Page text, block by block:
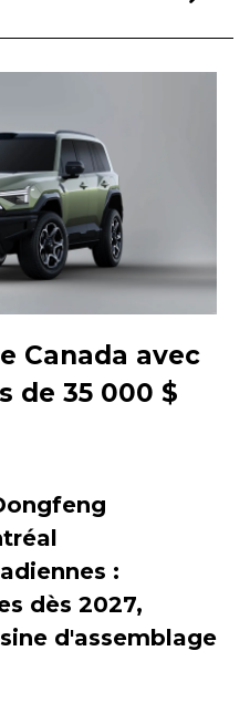
Canada avec
de 35 000 $
:
dès 2027,
d'assemblage